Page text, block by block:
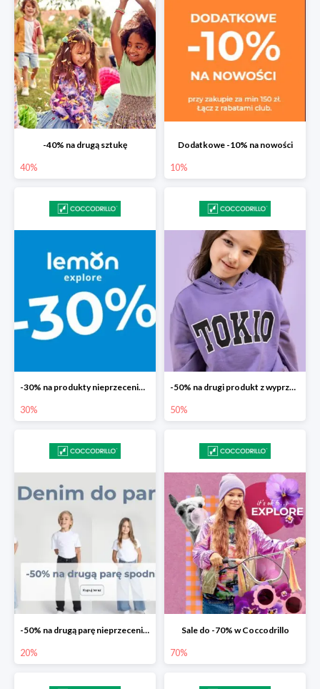
-40% na drugą sztukę
40%
Dodatkowe -10% na nowości
10%
-30% na produkty nieprzecenione Lemon
30%
-50% na drugi produkt z wyprzedaży
50%
-50% na drugą parę nieprzecenionych spodni
20%
Sale do -70% w Coccodrillo
70%